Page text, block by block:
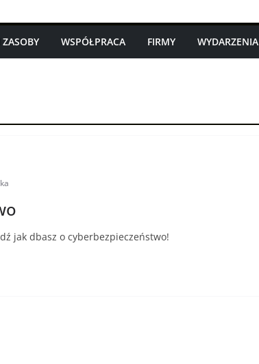
ZASOBY WSPÓŁPRACA FIRMY WYDARZENIA
jak dbasz o cyberbezpieczeństwo!